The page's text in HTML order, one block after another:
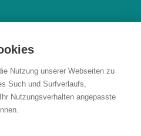
F
e
L
i
n
k
I
n
s
Y
Nutzung unserer Webseiten zu
Such und Surfverlaufs,
Nutzungsverhalten angepasste